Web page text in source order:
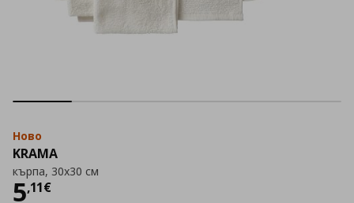
Ново
KRAMA
кърпа, 30x30 см
5,11€
Цена